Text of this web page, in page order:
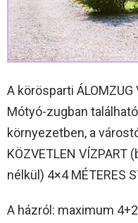
A körösparti ÁLOMZUG
Mótyó-zugban
környezetben, a
KÖZVETLEN
nélkül) 4×4 MÉTERES
A házról: maximum